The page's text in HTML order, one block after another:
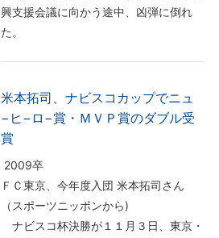
興支援会議に向かう途中、凶弾に倒れ
た。
米本拓司、ナビスコカップでニュ
−ヒ−ロ−賞・ＭＶＰ賞のダブル受
賞
2009卒
ＦＣ東京、今年度入団 米本拓司さん
（スポーツニッポンから)
ナビスコ杯決勝が１１月３日、東京・